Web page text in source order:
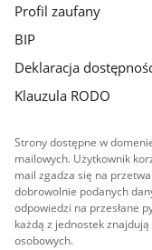
Profil zaufany
BIP
Deklaracja
Klauzula RODO
Strony dostępne w
mailowych. Użytkownik
mail zgadza się na
dobrowolnie podanych
odpowiedzi na przesłane
każdą z jednostek
osobowych.